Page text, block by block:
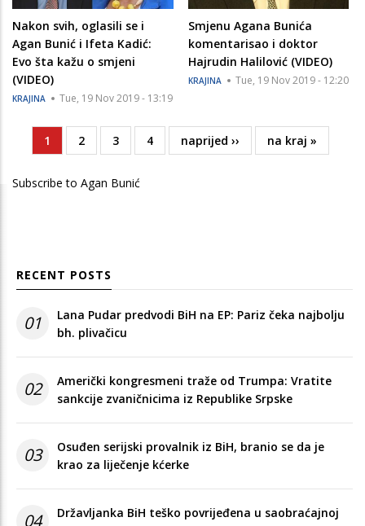
Nakon svih, oglasili se i
Agan Bunić i Ifeta Kadić:
Evo šta kažu o smjeni
(VIDEO)
KRAJINA Tue, 19 Nov 2019 - 13:19
Smjenu Agana Bunića
komentarisao i doktor
Hajrudin Halilović (VIDEO)
KRAJINA Tue, 19 Nov 2019 - 12:20
Pagination
Current
page
1 Page
2 Page
3 Page
4
Next
page
naprijed ››
Last
page
na kraj »
Subscribe to Agan Bunić
RECENT POSTS
01
Lana Pudar predvodi BiH na EP: Pariz čeka najbolju
bh. plivačicu
02
Američki kongresmeni traže od Trumpa: Vratite
sankcije zvaničnicima iz Republike Srpske
03
Osuđen serijski provalnik iz BiH, branio se da je
krao za liječenje kćerke
04
Državljanka BiH teško povrijeđena u saobraćajnoj